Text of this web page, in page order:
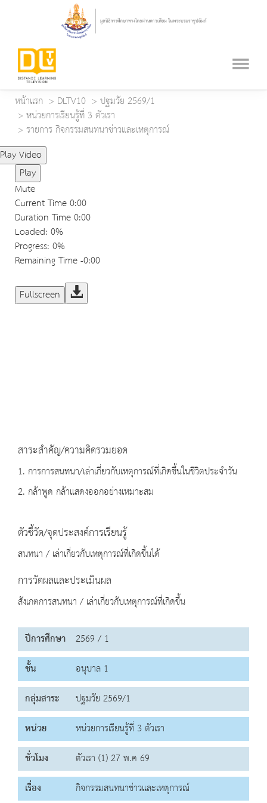
หน้าแรก DLTV10
ปฐมวัย 2569/1
หน่วยการเรียนรู้ที่ 3 ตัวเรา
รายการ กิจกรรมสนทนาข่าวและเหตุการณ์
Play Video
Play
Mute
Current Time0:00
Duration Time0:00
Loaded: 0%
Progress: 0%
Remaining Time-0:00
Fullscreen
สาระสำคัญ/ความคิดรวมยอด
1. การการสนทนา/เล่าเกี่ยวกับเหตุการณ์ที่เกิดขึ้นในชีวิตประจำวัน
2. กล้าพูด กล้าแสดงออกอย่างเหมาะสม
ตัวชี้วัด/จุดประสงค์การเรียนรู้
สนทนา / เล่าเกี่ยวกับเหตุการณ์ที่เกิดขึ้นได้
การวัดผลและประเมินผล
สังเกตการสนทนา / เล่าเกี่ยวกับเหตุการณ์ที่เกิดขึ้น
ปีการศึกษา 2569 / 1
ชั้น
อนุบาล 1
กลุ่มสาระ
ปฐมวัย 2569/1
หน่วย
หน่วยการเรียนรู้ที่ 3 ตัวเรา
ชั่วโมง
ตัวเรา (1) 27 พ.ค 69
เรื่อง
กิจกรรมสนทนาข่าวและเหตุการณ์